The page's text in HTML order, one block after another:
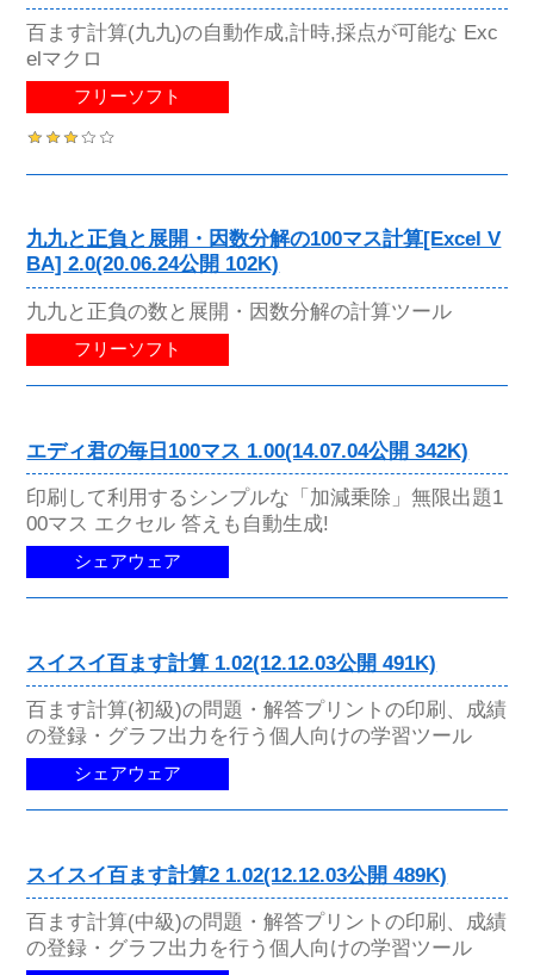
百ます計算(九九)の自動作成,計時,採点が可能な Exc
elマクロ
フリーソフト
九九と正負と展開・因数分解の100マス計算[Excel V
BA] 2.0(20.06.24公開 102K)
九九と正負の数と展開・因数分解の計算ツール
フリーソフト
エディ君の毎日100マス 1.00(14.07.04公開 342K)
印刷して利用するシンプルな「加減乗除」無限出題1
00マス エクセル 答えも自動生成!
シェアウェア
スイスイ百ます計算 1.02(12.12.03公開 491K)
百ます計算(初級)の問題・解答プリントの印刷、成績
の登録・グラフ出力を行う個人向けの学習ツール
シェアウェア
スイスイ百ます計算2 1.02(12.12.03公開 489K)
百ます計算(中級)の問題・解答プリントの印刷、成績
の登録・グラフ出力を行う個人向けの学習ツール